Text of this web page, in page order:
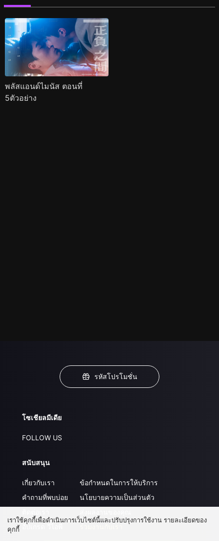
พลัสแอนด์ไมนัส ตอนที่
5ตัวอย่าง
รหัสโปรโมชั่น
โซเชียลมีเดีย
FOLLOW US
สนับสนุน
เกี่ยวกับเรา
คำถามที่พบบ่อย
อัปเกรด วีไอพี
ข้อกำหนดในการให้บริการ
นโยบายความเป็นส่วนตัว
เราใช้คุกกี้เพื่อดำเนินการเว็บไซต์นี้และปรับปรุงการใช้งาน รายละเอียดของ
คุกกี้